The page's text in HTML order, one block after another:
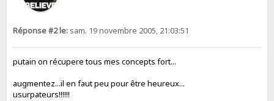
Réponse #2 le: sam. 19 novembre 2005, 21:03:51
putain on récupere tous mes concepts fort...
augmentez...il en faut peu pour être heureux...
usurpateurs!!!!!!